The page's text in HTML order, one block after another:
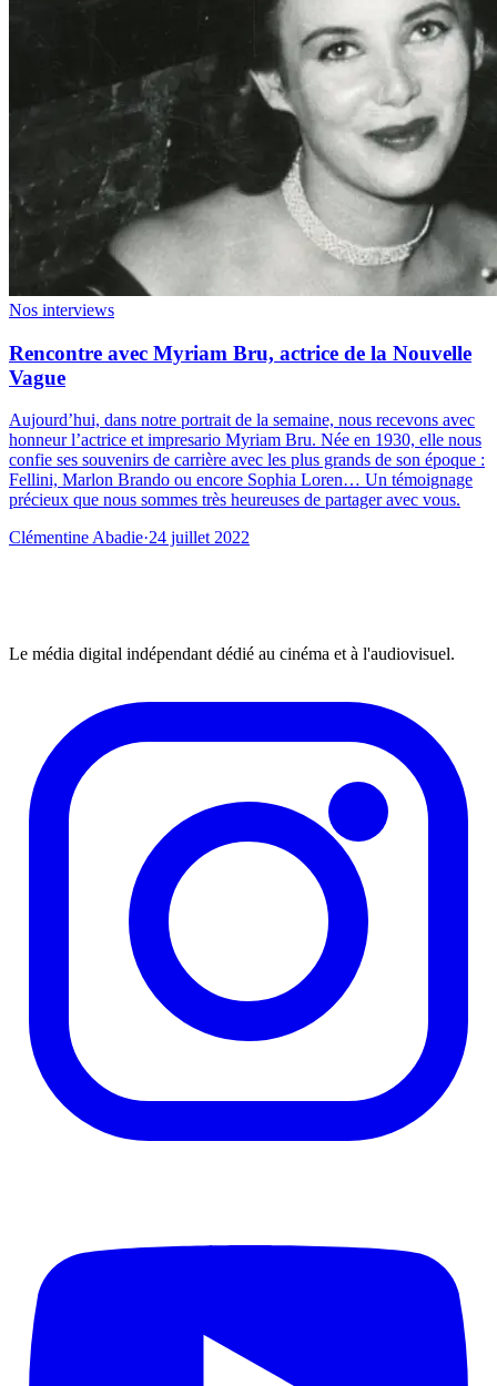
Nos interviews
Rencontre avec Myriam Bru, actrice de la Nouvelle
Vague
Aujourd’hui, dans notre portrait de la semaine, nous recevons avec
honneur l’actrice et impresario Myriam Bru. Née en 1930, elle nous
confie ses souvenirs de carrière avec les plus grands de son époque :
Fellini, Marlon Brando ou encore Sophia Loren… Un témoignage
précieux que nous sommes très heureuses de partager avec vous.
Clémentine Abadie·24 juillet 2022
Le média digital indépendant dédié au cinéma et à l'audiovisuel.